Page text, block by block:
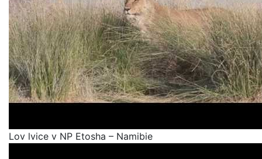
Lov lvice v NP Etosha – Namibie